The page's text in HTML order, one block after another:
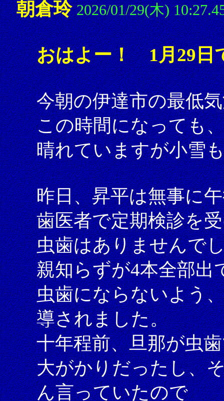
朝倉玲 2026/01/29(木)
おはよー！ 1月29日
今朝の伊達市の最低
この時間になっても
晴れていますが小雪
昨日、昇平は無事に
歯医者で定期検診を
虫歯はありませんで
親知らずが4本全部出
虫歯にならないよう
導されました。
十年程前、旦那が虫
大がかりだったし、
ん言っていたので